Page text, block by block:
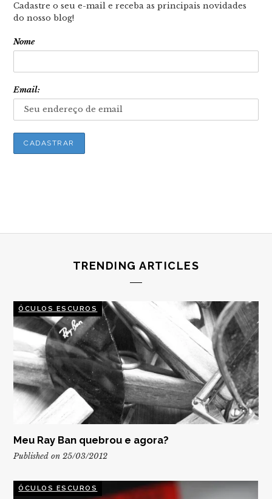
Cadastre o seu e-mail e receba as principais novidades
do nosso blog!
Nome
Email:
TRENDING ARTICLES
ÓCULOS ESCUROS
Meu Ray Ban quebrou e agora?
Published on 25/03/2012
ÓCULOS ESCUROS